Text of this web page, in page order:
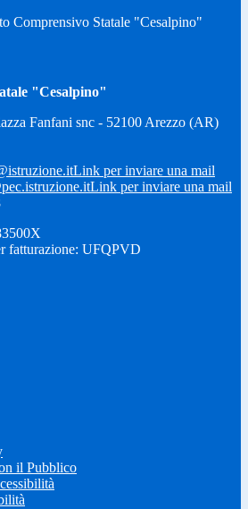
Comprensivo Statale "Cesalpino"
"Cesalpino"
Fanfani snc - 52100 Arezzo (AR)
Link per inviare una mail
Link per inviare una mail
fatturazione: UFQPVD
il Pubblico